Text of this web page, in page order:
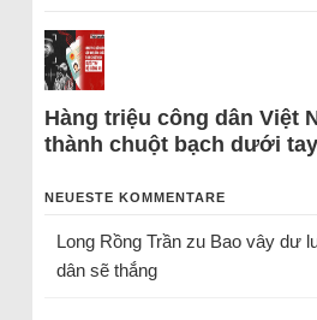
Hàng triệu công dân Việt
thành chuột bạch dưới
NEUESTE KOMMENTARE
Long Rồng Trầnzu Bao vây dư
dân sẽ thắng